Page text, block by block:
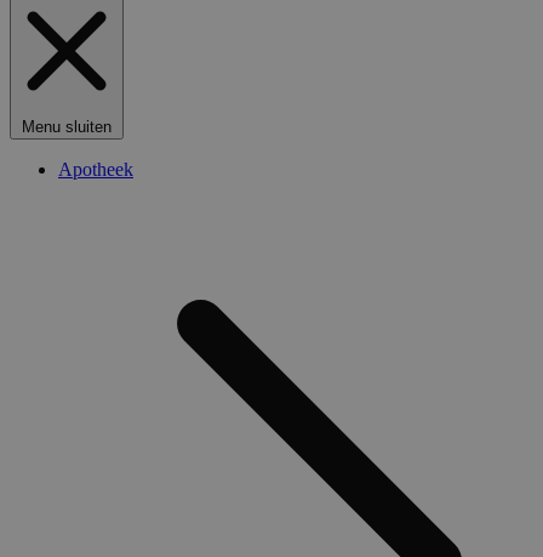
Menu sluiten
Apotheek